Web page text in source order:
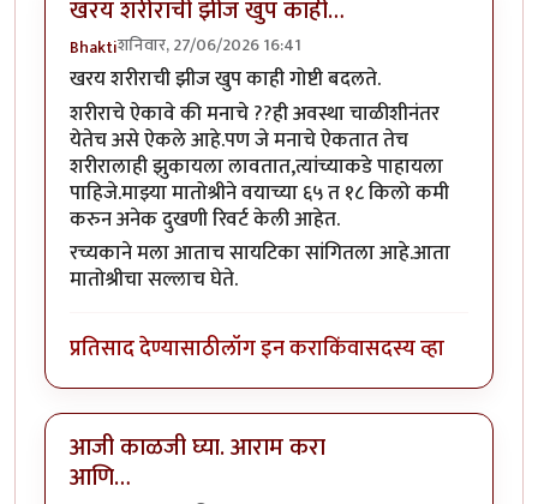
खरय शरीराची झीज खुप काही…
Bhaktiशनिवार, 27/06/2026 16:41
खरय शरीराची झीज खुप काही गोष्टी बदलते.
शरीराचे ऐकावे की मनाचे ??ही अवस्था चाळीशीनंतर
येतेच असे ऐकले आहे.पण जे मनाचे ऐकतात तेच
शरीरालाही झुकायला लावतात,त्यांच्याकडे पाहायला
पाहिजे.माझ्या मातोश्रीने वयाच्या ६५ त १८ किलो कमी
करुन अनेक दुखणी रिवर्ट केली आहेत.
रच्यकाने मला आताच सायटिका सांगितला आहे.आता
मातोश्रीचा सल्लाच घेते.
प्रतिसाद देण्यासाठीलॉग इन कराकिंवासदस्य व्हा
आजी काळजी घ्या. आराम करा
आणि…